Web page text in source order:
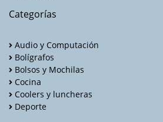
Categorías
Audio y Computación
Bolígrafos
Bolsos y Mochilas
Cocina
Coolers y luncheras
Deporte